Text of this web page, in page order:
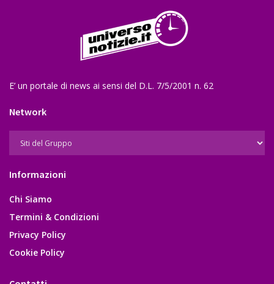
E’ un portale di news ai sensi del D.L. 7/5/2001 n. 62
Network
Informazioni
Chi Siamo
Termini & Condizioni
Privacy Policy
Cookie Policy